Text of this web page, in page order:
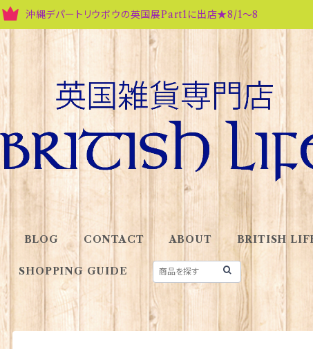
沖縄デパートリウボウの英国展Part1に出店★8/1～8
BLOG CONTACT ABOUT BRITISH
SHOPPING GUIDE